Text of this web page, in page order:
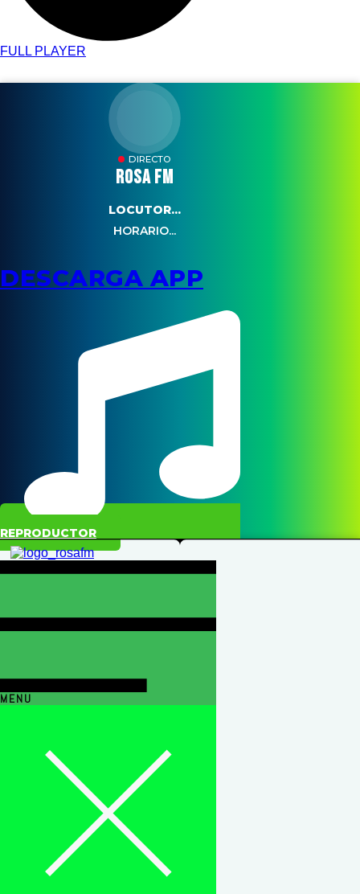
FULL PLAYER
DIRECTO
ROSA FM
LOCUTOR...
HORARIO...
DESCARGA APP
REPRODUCTOR
MENU